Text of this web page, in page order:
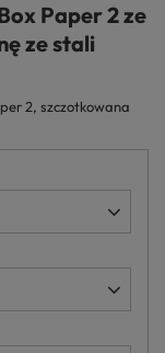
Paper 2 ze
ze stali
2, szczotkowana